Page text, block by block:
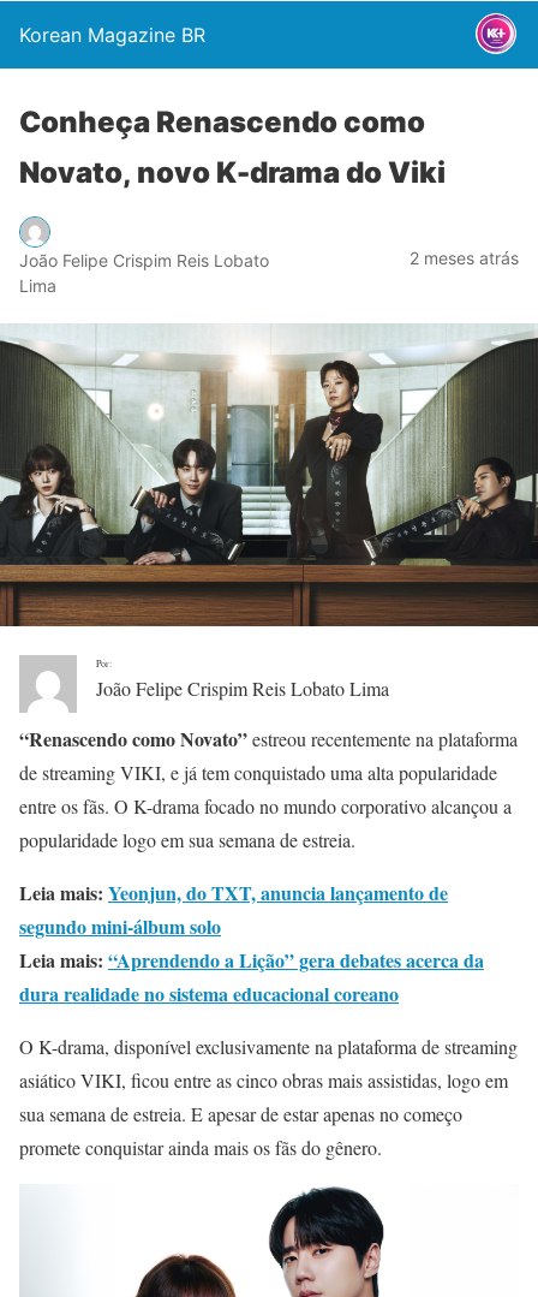
Korean Magazine BR
Conheça Renascendo como
Novato, novo K-drama do Viki
João Felipe Crispim Reis Lobato
Lima
2 meses atrás
Por:
João Felipe Crispim Reis Lobato Lima
“Renascendo como Novato”estreou recentemente na plataforma
de streaming VIKI, e já tem conquistado uma alta popularidade
entre os fãs. O K-drama focado no mundo corporativo alcançou a
popularidade logo em sua semana de estreia.
Leia mais: Yeonjun, do TXT, anuncia lançamento de
segundo mini-álbum solo
Leia mais: “Aprendendo a Lição” gera debates acerca da
dura realidade no sistema educacional coreano
O K-drama, disponível exclusivamente na plataforma de streaming
asiático VIKI, ficou entre as cinco obras mais assistidas, logo em
sua semana de estreia. E apesar de estar apenas no começo
promete conquistar ainda mais os fãs do gênero.